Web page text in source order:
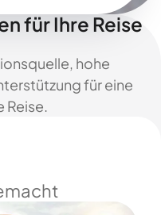
für Ihre Reise
hohe
für eine
Reise.